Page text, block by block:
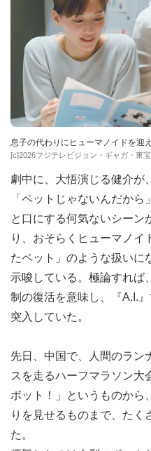
息子の代わりにヒューマノイドを迎
[c]2026フジテレビジョン・ギャガ・東
劇中に、大悟演じる健介が、
「ペットじゃないんだから」
と口にする何気ないシーン
り、おそらくヒューマノイ
たペット」のような扱いに
示唆している。極論すれば
制の復活を意味し、『A.I.
突入していた。
先日、中国で、人間のラン
スを走るハーフマラソン大
ボット！」というものから
りを見せるものまで、たく
た。